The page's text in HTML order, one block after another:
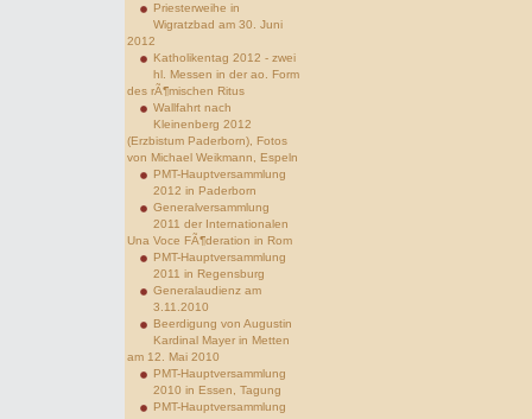
Priesterweihe in
Wigratzbad am 30. Juni
2012
Katholikentag 2012 - zwei
hl. Messen in der ao. Form
des rÃ¶mischen Ritus
Wallfahrt nach
Kleinenberg 2012
(Erzbistum Paderborn), Fotos
von Michael Weikmann, Espeln
PMT-Hauptversammlung
2012 in Paderborn
Generalversammlung
2011 der Internationalen
Una Voce FÃ¶deration in Rom
PMT-Hauptversammlung
2011 in Regensburg
Generalaudienz am
3.11.2010
Beerdigung von Augustin
Kardinal Mayer in Metten
am 12. Mai 2010
PMT-Hauptversammlung
2010 in Essen, Tagung
PMT-Hauptversammlung